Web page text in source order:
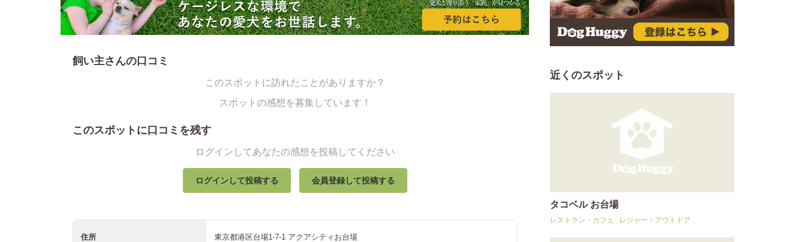
飼い主さんの口コミ
このスポットに訪れたことがありますか？
スポットの感想を募集しています！
このスポットに口コミを残す
ログインしてあなたの感想を投稿してください
ログインして投稿する 会員登録して投稿する
住所 東京都港区台場1-7-1 アクアシティお台場
近くのスポット
タコベル お台場
レストラン・カフェ レジャー・アウトドア